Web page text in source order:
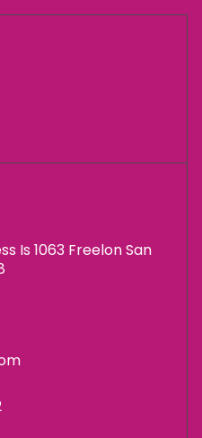
Is 1063 Freelon San